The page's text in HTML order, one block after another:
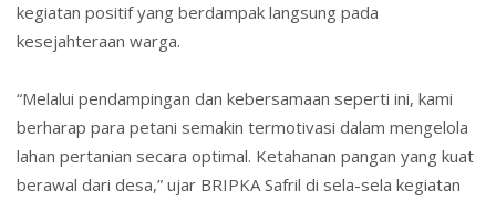
kegiatan positif yang berdampak langsung pada
kesejahteraan warga.
“Melalui pendampingan dan kebersamaan seperti ini, kami
berharap para petani semakin termotivasi dalam mengelola
lahan pertanian secara optimal. Ketahanan pangan yang kuat
berawal dari desa,” ujar BRIPKA Safril di sela-sela kegiatan